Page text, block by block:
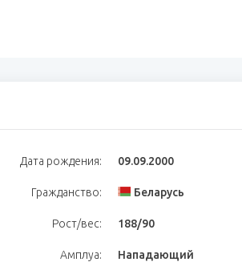
Дата рождения: 09.09.2000
Гражданство: Беларусь
Рост/вес: 188/90
Амплуа: Нападающий